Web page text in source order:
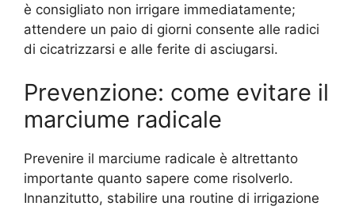
è consigliato non irrigare immediatamente;
attendere un paio di giorni consente alle radici
di cicatrizzarsi e alle ferite di asciugarsi.
Prevenzione: come evitare il
marciume radicale
Prevenire il marciume radicale è altrettanto
importante quanto sapere come risolverlo.
Innanzitutto, stabilire una routine di irrigazione